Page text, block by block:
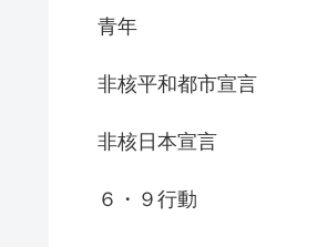
青年
非核平和都市宣言
非核日本宣言
６・９行動